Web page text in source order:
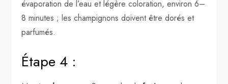
évaporation de l’eau et légère coloration, environ 6–
8 minutes ; les champignons doivent être dorés et
parfumés.
Étape 4 :